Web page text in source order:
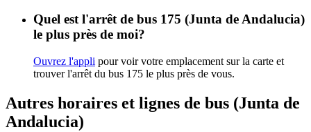
Quel est l'arrêt de bus 175 (Junta de Andalucia)
le plus près de moi?
Ouvrez l'appli pour voir votre emplacement sur la carte et
trouver l'arrêt du bus 175 le plus près de vous.
Autres horaires et lignes de bus (Junta de
Andalucia)